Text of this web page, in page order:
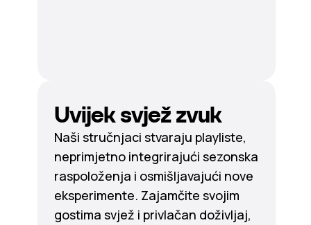
Uvijek svjež zvuk
Naši stručnjaci stvaraju playliste,
neprimjetno integrirajući sezonska
raspoloženja i osmišljavajući nove
eksperimente. Zajamčite svojim
gostima svjež i privlačan doživljaj,